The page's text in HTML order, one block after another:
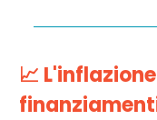
📈